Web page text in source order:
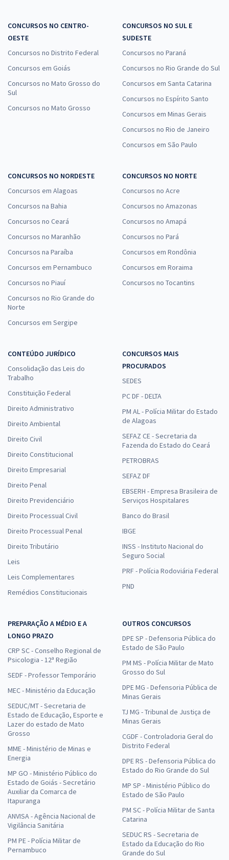
CONCURSOS NO CENTRO-
OESTE
Concursos no Distrito Federal
Concursos em Goiás
Concursos no Mato Grosso do
Sul
Concursos no Mato Grosso
CONCURSOS NO SUL E
SUDESTE
Concursos no Paraná
Concursos no Rio Grande do Sul
Concursos em Santa Catarina
Concursos no Espírito Santo
Concursos em Minas Gerais
Concursos no Rio de Janeiro
Concursos em São Paulo
CONCURSOS NO NORDESTE
Concursos em Alagoas
Concursos na Bahia
Concursos no Ceará
Concursos no Maranhão
Concursos na Paraíba
Concursos em Pernambuco
Concursos no Piauí
Concursos no Rio Grande do
Norte
Concursos em Sergipe
CONCURSOS NO NORTE
Concursos no Acre
Concursos no Amazonas
Concursos no Amapá
Concursos no Pará
Concursos em Rondônia
Concursos em Roraima
Concursos no Tocantins
CONTEÚDO JURÍDICO
Consolidação das Leis do
Trabalho
Constituição Federal
Direito Administrativo
Direito Ambiental
Direito Civil
Direito Constitucional
Direito Empresarial
Direito Penal
Direito Previdenciário
Direito Processual Civil
Direito Processual Penal
Direito Tributário
Leis
Leis Complementares
Remédios Constitucionais
CONCURSOS MAIS
PROCURADOS
SEDES
PC DF - DELTA
PM AL - Polícia Militar do Estado
de Alagoas
SEFAZ CE - Secretaria da
Fazenda do Estado do Ceará
PETROBRAS
SEFAZ DF
EBSERH - Empresa Brasileira de
Serviços Hospitalares
Banco do Brasil
IBGE
INSS - Instituto Nacional do
Seguro Social
PRF - Polícia Rodoviária Federal
PND
PREPARAÇÃO A MÉDIO E A
LONGO PRAZO
CRP SC - Conselho Regional de
Psicologia - 12ª Região
SEDF - Professor Temporário
MEC - Ministério da Educação
SEDUC/MT - Secretaria de
Estado de Educação, Esporte e
Lazer do estado de Mato
Grosso
MME - Ministério de Minas e
Energia
MP GO - Ministério Público do
Estado de Goiás - Secretário
Auxiliar da Comarca de
Itapuranga
ANVISA - Agência Nacional de
Vigilância Sanitária
PM PE - Polícia Militar de
Pernambuco
OUTROS CONCURSOS
DPE SP - Defensoria Pública do
Estado de São Paulo
PM MS - Polícia Militar de Mato
Grosso do Sul
DPE MG - Defensoria Pública de
Minas Gerais
TJ MG - Tribunal de Justiça de
Minas Gerais
CGDF - Controladoria Geral do
Distrito Federal
DPE RS - Defensoria Pública do
Estado do Rio Grande do Sul
MP SP - Ministério Público do
Estado de São Paulo
PM SC - Polícia Militar de Santa
Catarina
SEDUC RS - Secretaria de
Estado da Educação do Rio
Grande do Sul